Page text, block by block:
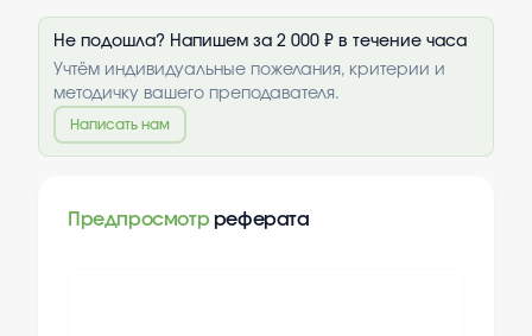
Не подошла? Напишем за 2 000 ₽ в течение часа
Учтём индивидуальные пожелания, критерии и
методичку вашего преподавателя.
Написать нам
Предпросмотр реферата